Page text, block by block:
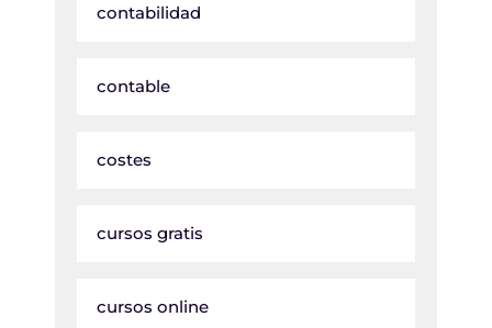
contabilidad
contable
costes
cursos gratis
cursos online